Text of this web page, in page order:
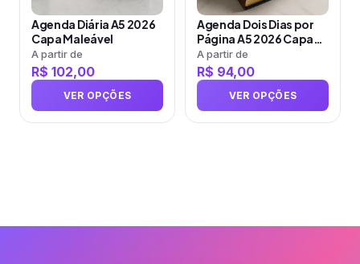
Agenda Diária A5 2026
Capa Maleável
A partir de
R$ 102,00
VER OPÇÕES
opções
podem
ser
escolhidas
página
Agenda Dois Dias por
Página A5 2026 Capa
Dura
A partir de
R$ 94,00
VER OPÇÕES
opções
podem
ser
escolhidas
página